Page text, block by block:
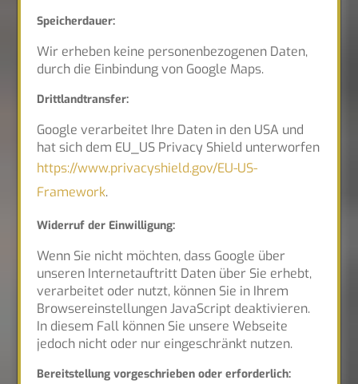
Speicherdauer:
Wir erheben keine personenbezogenen Daten,
durch die Einbindung von Google Maps.
Drittlandtransfer:
Google verarbeitet Ihre Daten in den USA und
hat sich dem EU_US Privacy Shield unterworfen
https://www.privacyshield.gov/EU-US-
Framework.
Widerruf der Einwilligung:
Wenn Sie nicht möchten, dass Google über
unseren Internetauftritt Daten über Sie erhebt,
verarbeitet oder nutzt, können Sie in Ihrem
Browsereinstellungen JavaScript deaktivieren.
In diesem Fall können Sie unsere Webseite
jedoch nicht oder nur eingeschränkt nutzen.
Bereitstellung vorgeschrieben oder erforderlich: